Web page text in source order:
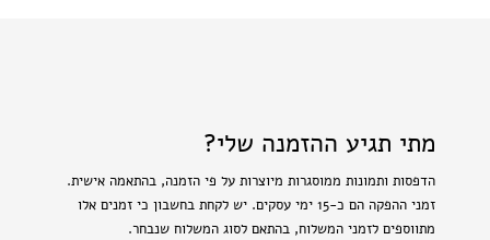
מתי תגיע ההזמנה שלי?
הדפסות ותמונות ממוסגרות מיוצרות על פי הזמנה, בהתאמה אישית.
זמני ההפקה הם כ-15 ימי עסקים. יש לקחת בחשבון כי זמנים אלו
מתווספים לזמני המשלוח, בהתאם לסוג המשלוח שנבחר.